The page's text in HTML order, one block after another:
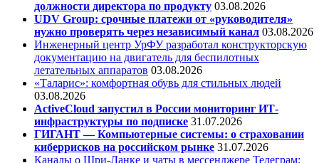
должности директора по продукту 03.08.2026
UDV Group: срочные платежи от «руководителя»
нужно проверять через независимый канал 03.08.2026
Инженерный центр УрФУ разработал конструкторскую
документацию на двигатель для беспилотных
летательных аппаратов 03.08.2026
«Таларис»: комфортная обувь для стильных людей
03.08.2026
ActiveCloud запустил в России мониторинг ИТ-
инфраструктуры по подписке 31.07.2026
ГИГАНТ — Компьютерные системы: о страховании
киберрисков на российском рынке 31.07.2026
Каналы о Шри-Ланке и чаты в мессенджере Телеграм: